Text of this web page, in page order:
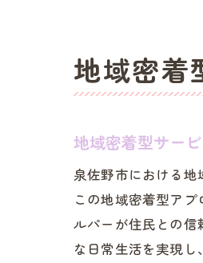
地域密着
地域密着型サー
泉佐野市における地
この地域密着型ア
ルパーが住民との
な日常生活を実現し